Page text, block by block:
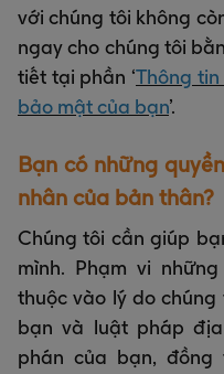
với chúng tôi không
ngay cho chúng tôi
tiết tại phần ‘Thông
bảo mật của bạn’.
Bạn có những
nhân của bản thân?
Chúng tôi cần giúp
mình. Phạm vi
thuộc vào lý do
bạn và luật pháp
phán của bạn,